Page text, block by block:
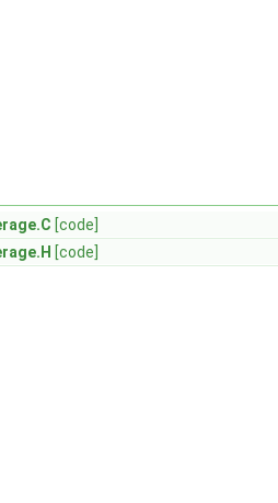
[code]
[code]